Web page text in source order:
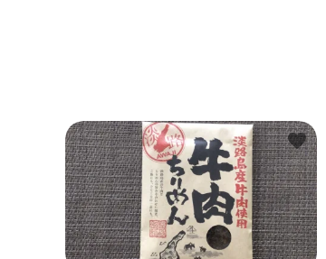
淡路産牛商品
お菓子類
favorite